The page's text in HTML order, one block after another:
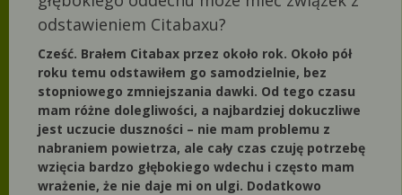
odstawieniem Citabaxu?
Cześć. Brałem Citabax przez około rok. Około pół
roku temu odstawiłem go samodzielnie, bez
stopniowego zmniejszania dawki. Od tego czasu
mam różne dolegliwości, a najbardziej dokuczliwe
jest uczucie duszności – nie mam problemu z
nabraniem powietrza, ale cały czas czuję potrzebę
wzięcia bardzo głębokiego wdechu i często mam
wrażenie, że nie daje mi on ulgi. Dodatkowo